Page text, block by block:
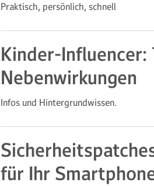
Praktisch, persönlich, schnell
Kinder-Influencer:
Nebenwirkungen
Infos und Hintergrundwissen.
für Ihr